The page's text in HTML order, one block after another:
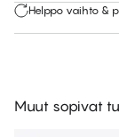
Helppo vaihto &
Muut sopivat